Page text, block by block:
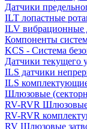
Датчики
ILT лопастные
ILV вибрационные
Компоненты
KCS - Система
Датчики текущего
ILS датчики
ILS
Шлюзовые
RV-RVR
RV-RVR
RV Шлюзовые